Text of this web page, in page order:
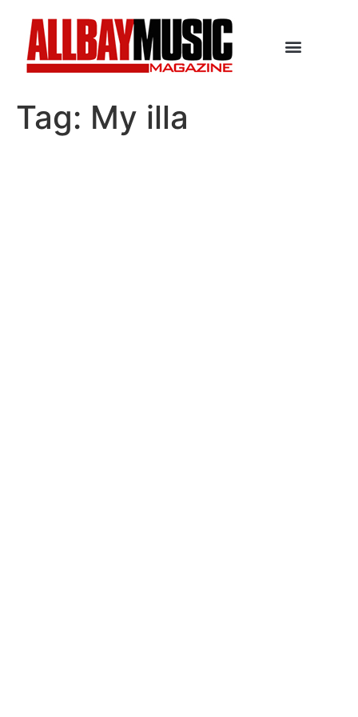
Tag: My illa